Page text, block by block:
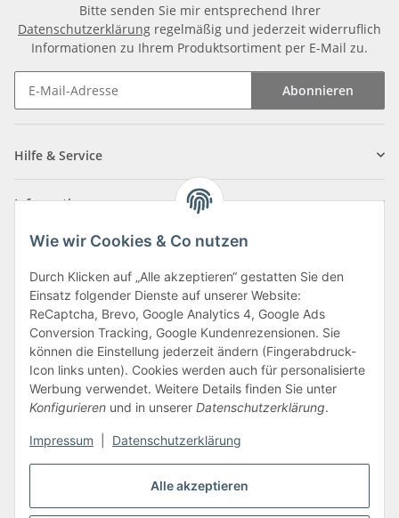
Alle akzeptieren
Wie wir Cookies & Co nutzen
Durch Klicken auf „Alle akzeptieren“ gestatten Sie den
Einsatz folgender Dienste auf unserer Website:
ReCaptcha, Brevo, Google Analytics 4, Google Ads
Conversion Tracking, Google Kundenrezensionen. Sie
können die Einstellung jederzeit ändern (Fingerabdruck-
Icon links unten). Cookies werden auch für personalisierte
Werbung verwendet. Weitere Details finden Sie unter
Konfigurieren und in unserer Datenschutzerklärung.
Impressum Datenschutzerklärung
Bitte senden Sie mir entsprechend Ihrer
Datenschutzerklärung regelmäßig und jederzeit widerruflich
Informationen zu Ihrem Produktsortiment per E-Mail zu.
Abonnieren
Hilfe & Service
Informationen
Zahlungsarten
Vertrag widerrufen